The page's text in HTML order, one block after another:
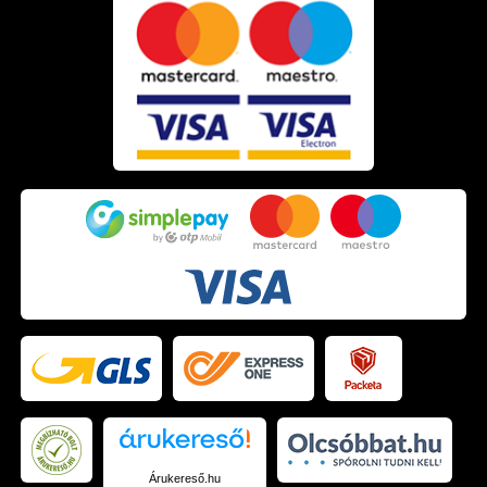
2022.07.24. 14:04
2022.07.24. 14:04
2022.07.24. 14:04
2022.07.24. 14:04
2022.07.24. 14:04
Zsolt 2022.07.24. 14:04
Kitti Judit 2022.07.23. 13:12
Árukereső.hu